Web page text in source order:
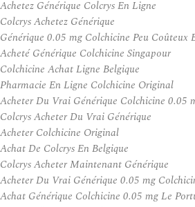
Achetez Générique Colcrys En Ligne
Colcrys Achetez Générique
Générique 0.05 mg Colchicine Peu Coûteux
Acheté Générique Colchicine Singapour
Colchicine Achat Ligne Belgique
Pharmacie En Ligne Colchicine Original
Acheter Du Vrai Générique Colchicine 0.05
Colcrys Acheter Du Vrai Générique
Acheter Colchicine Original
Achat De Colcrys En Belgique
Colcrys Acheter Maintenant Générique
Acheter Du Vrai Générique 0.05 mg
Achat Générique Colchicine 0.05 mg Le